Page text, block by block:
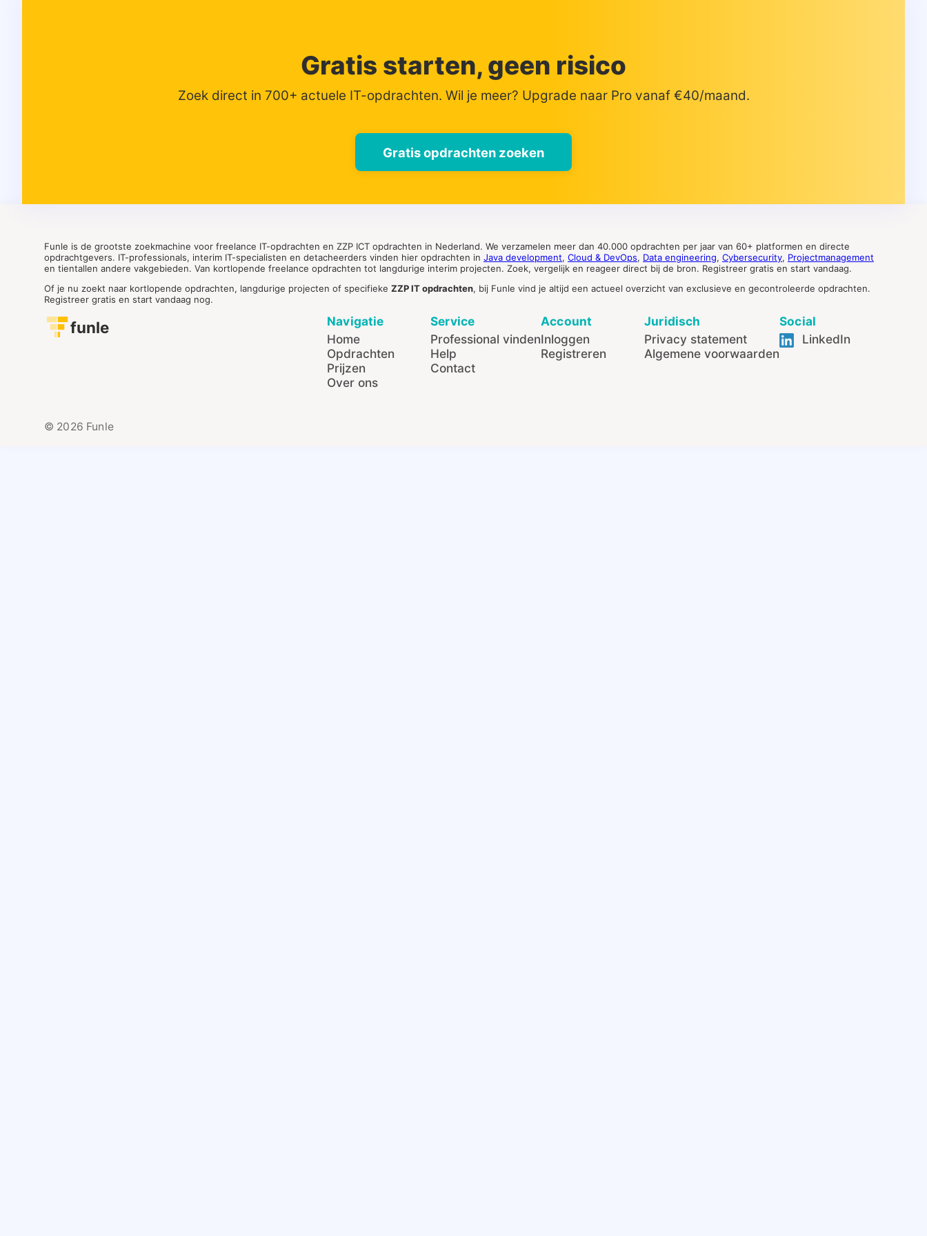
Gratis starten, geen risico
Zoek direct in 700+ actuele IT-opdrachten. Wil je meer? Upgrade naar Pro vanaf €40/maand.
Gratis opdrachten zoeken
Funle is de grootste zoekmachine voor freelance IT-opdrachten en ZZP ICT opdrachten in Nederland. We verzamelen meer dan 40.000 opdrachten per jaar van 60+ platformen en directe
opdrachtgevers. IT-professionals, interim IT-specialisten en detacheerders vinden hier opdrachten in Java development, Cloud & DevOps, Data engineering, Cybersecurity, Projectmanagement
en tientallen andere vakgebieden. Van kortlopende freelance opdrachten tot langdurige interim projecten. Zoek, vergelijk en reageer direct bij de bron. Registreer gratis en start vandaag.
Of je nu zoekt naar kortlopende opdrachten, langdurige projecten of specifieke ZZP IT opdrachten, bij Funle vind je altijd een actueel overzicht van exclusieve en gecontroleerde opdrachten.
Registreer gratis en start vandaag nog.
funle
Navigatie
Home
Opdrachten
Prijzen
Over ons
Service
Professional vinden
Help
Contact
Account
Inloggen
Registreren
Juridisch
Privacy statement
Algemene voorwaarden
Social
LinkedIn
© 2026 Funle